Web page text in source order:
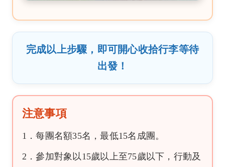
完成以上步驟，即可開心收拾行李等待
出發！
注意事項
1．每團名額35名，最低15名成團。
2．參加對象以15歲以上至75歲以下，行動及